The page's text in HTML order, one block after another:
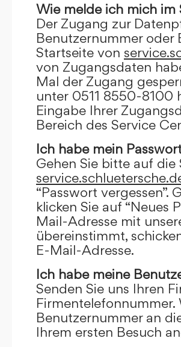
Wie melde ich mich im
Der Zugang zur
Benutzernummer oder
Startseite von
von Zugangsdaten
Mal der Zugang
unter 0511 8550-8100
Eingabe Ihrer
Bereich des Service
Ich habe mein
Gehen Sie bitte auf die
“Passwort vergessen”.
klicken Sie auf “Neues
Mail-Adresse mit
übereinstimmt,
E-Mail-Adresse.
Ich habe meine
Senden Sie uns Ihren
Benutzernummer an
Ihrem ersten Besuch